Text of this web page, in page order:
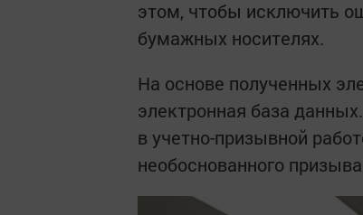
этом, чтобы исключить
бумажных носителях.
На основе полученных
электронная база
в учетно-призывной
необоснованного